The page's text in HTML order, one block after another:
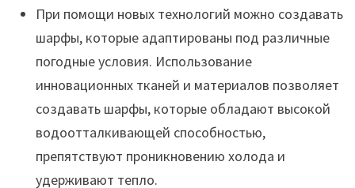
При помощи новых технологий можно создавать
шарфы, которые адаптированы под различные
погодные условия. Использование
инновационных тканей и материалов позволяет
создавать шарфы, которые обладают высокой
водоотталкивающей способностью,
препятствуют проникновению холода и
удерживают тепло.